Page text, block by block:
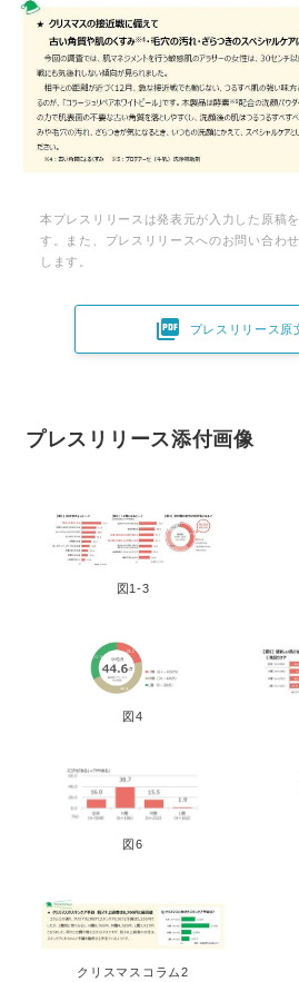
本プレスリリースは発表元が入力した原稿
す。また、プレスリリースへのお問い合わ
します。
 プレスリリース原
プレスリリース添付画像
図1-3
図4
図6
クリスマスコラム2